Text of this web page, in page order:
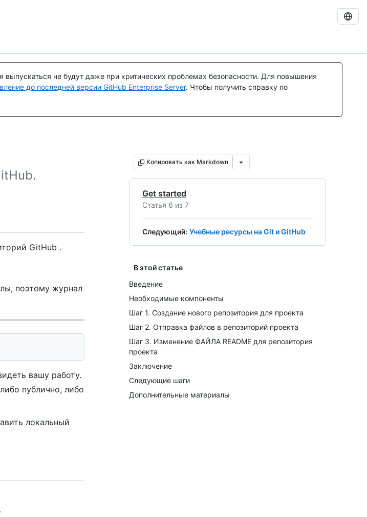
выпускаться не будут даже при критических проблемах безопасности. Для повышения
до последней версии GitHub Enterprise Server. Чтобы получить справку по
Копировать как Markdown
Get started
Статья 6 из 7
Следующий: Учебные ресурсы на Git и GitHub
В этой статье
Введение
Необходимые компоненты
Шаг 1. Создание нового репозитория для проекта
Шаг 2. Отправка файлов в репозиторий проекта
Шаг 3. Изменение ФАЙЛА README для репозитория
проекта
Заключение
Следующие шаги
Дополнительные материалы
GitHub .
поэтому журнал
вашу работу.
публично, либо
локальный